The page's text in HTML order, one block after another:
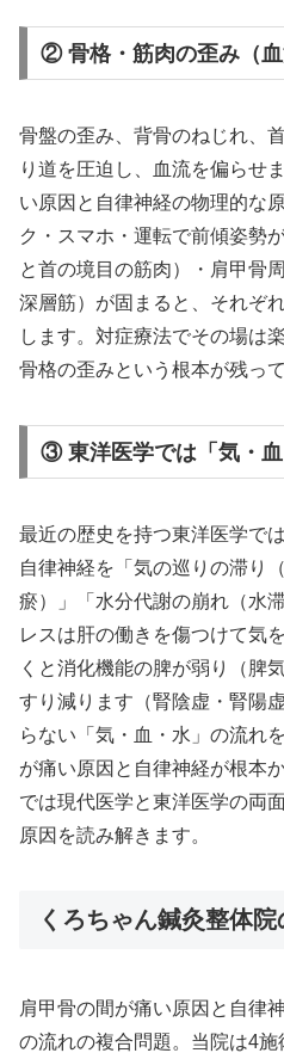
② 骨格・筋肉の歪み（血
骨盤の歪み、背骨のねじれ、
り道を圧迫し、血流を偏らせ
い原因と自律神経の物理的な
ク・スマホ・運転で前傾姿勢
と首の境目の筋肉）・肩甲骨
深層筋）が固まると、それぞ
します。対症療法でその場は
骨格の歪みという根本が残っ
③ 東洋医学では「気・血
最近の歴史を持つ東洋医学で
自律神経を「気の巡りの滞り
瘀）」「水分代謝の崩れ（水
レスは肝の働きを傷つけて気
くと消化機能の脾が弱り（脾
すり減ります（腎陰虚・腎陽
らない「気・血・水」の流れ
が痛い原因と自律神経が根本
では現代医学と東洋医学の両
原因を読み解きます。
くろちゃん鍼灸整体
肩甲骨の間が痛い原因と自律
の流れの複合問題。当院は4